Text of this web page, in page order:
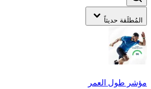
المُطلَقة حديثاً
مؤشر طول العمر